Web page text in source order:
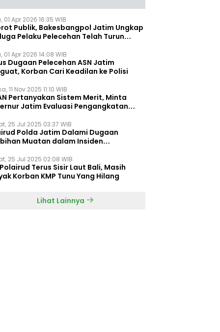
01 Apr 2026 16:35 WIB
Publik, Bakesbangpol Jatim Ungkap
Pelaku Pelecehan Telah Turun
01 Apr 2026 14:08 WIB
Dugaan Pelecehan ASN Jatim
Korban Cari Keadilan ke Polisi
11 Nov 2025 11:10 WIB
Pertanyakan Sistem Merit, Minta
Jatim Evaluasi Pengangkatan
25 Jul 2025 03:37 WIB
Polda Jatim Dalami Dugaan
Muatan dalam Insiden
25 Jul 2025 02:08 WIB
Terus Sisir Laut Bali, Masih
Korban KMP Tunu Yang Hilang
Lihat Lainnya